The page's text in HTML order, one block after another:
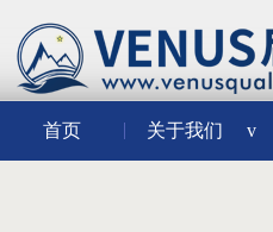
首页 关于我们 v